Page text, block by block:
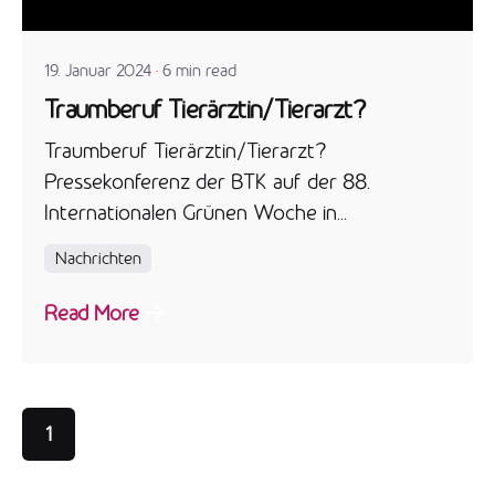
19. Januar 2024 6 min read
Traumberuf Tierärztin/Tierarzt?
Traumberuf Tierärztin/Tierarzt?
Pressekonferenz der BTK auf der 88.
Internationalen Grünen Woche in...
Nachrichten
Read More
1